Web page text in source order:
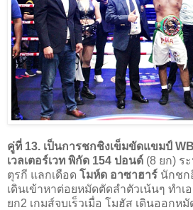
คู่ที่ 13. เป็นการชกชิงเข็มขัดแขมป์
เวลเตอร์เวท พิกัด 154 ปอนด์ (8 ยก) ร
ตุรกี แลกเดือด โมห์ด อาซาฮาร์ นักชก
เดินเข้าหาต่อยหมัดตัดลำตัวเน้นๆ ทำเ
ยก2 เกมส์จบเร็วเมื่อ โมฮัส เดินออกห